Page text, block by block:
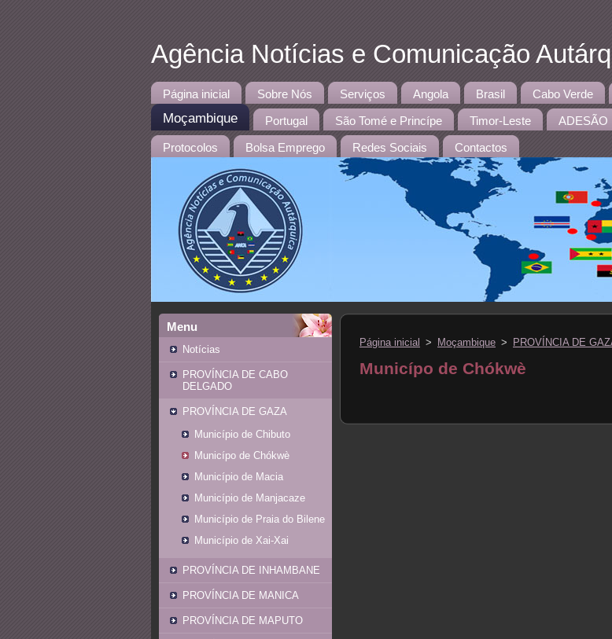
Agência Notícias e Comunicação
Página inicial Sobre Nós Serviços Angola Brasil Cabo Verde
Moçambique Portugal São Tomé e Princípe Timor-Leste ADESÃO
Protocolos Bolsa Emprego Redes Sociais Contactos
Menu
Notícias
PROVÍNCIA DE CABO
DELGADO
PROVÍNCIA DE GAZA
Município de Chibuto
Municípo de Chókwè
Município de Macia
Município de Manjacaze
Município de Praia do Bilene
Município de Xai-Xai
PROVÍNCIA DE INHAMBANE
PROVÍNCIA DE MANICA
PROVÍNCIA DE MAPUTO
Página inicial > Moçambique > PROVÍNCIA DE
Municípo de Chókwè